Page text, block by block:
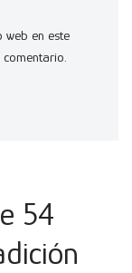
web en este
54